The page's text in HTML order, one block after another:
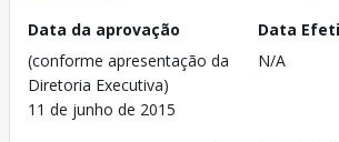
Data da aprovação
(conforme apresentação da
Diretoria Executiva)
11 de junho de 2015
Data
N/A